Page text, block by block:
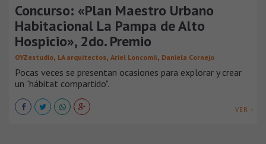
Concurso: «Plan Maestro Urbano
Habitacional La Pampa de Alto
Hospicio», 2do. Premio
OYZestudio, LA arquitectos, Ariel Loncomil, Daniela Cornejo
Pocas veces se presentan ocasiones para explorar y crear
un "hábitat compartido".
VER +